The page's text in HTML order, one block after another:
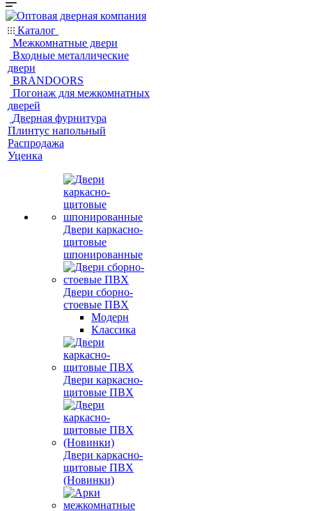
Каталог
Межкомнатные двери
Входные металлические
двери
BRANDOORS
Погонаж для межкомнатных
дверей
Дверная фурнитура
Плинтус напольный
Распродажа
Уценка
Двери каркасно-
щитовые
шпонированные
Двери сборно-
стоевые ПВХ
Модерн
Классика
Двери каркасно-
щитовые ПВХ
Двери каркасно-
щитовые ПВХ
(Новинки)